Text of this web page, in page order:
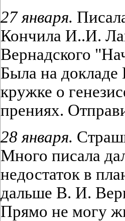
27 января.
Кончила И..И.
Вернадского
Была на докладе
кружке о
прениях.
28 января.
Много писала
недостаток в
дальше В. И.
Прямо не могу